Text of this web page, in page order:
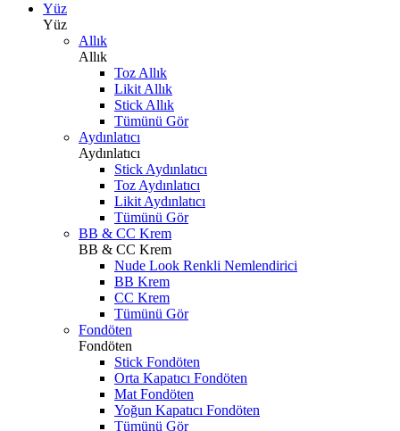
Yüz
Yüz
Allık
Allık
Toz Allık
Likit Allık
Stick Allık
Tümünü Gör
Aydınlatıcı
Aydınlatıcı
Stick Aydınlatıcı
Toz Aydınlatıcı
Likit Aydınlatıcı
Tümünü Gör
BB & CC Krem
BB & CC Krem
Nude Look Renkli Nemlendirici
BB Krem
CC Krem
Tümünü Gör
Fondöten
Fondöten
Stick Fondöten
Orta Kapatıcı Fondöten
Mat Fondöten
Yoğun Kapatıcı Fondöten
Tümünü Gör